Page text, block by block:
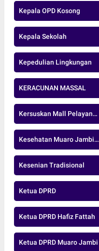
Kepala OPD Kosong
Kepala Sekolah
Kepedulian Lingkungan
KERACUNAN MASSAL
Kersuskan Mall Pelayanan Publik
Kesehatan Muaro Jambi.nasional
Kesenian Tradisional
Ketua DPRD
Ketua DPRD Hafiz Fattah
Ketua DPRD Muaro Jambi